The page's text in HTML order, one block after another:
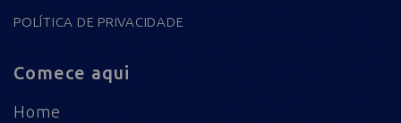
POLÍTICA DE PRIVACIDADE
Comece aqui
Home